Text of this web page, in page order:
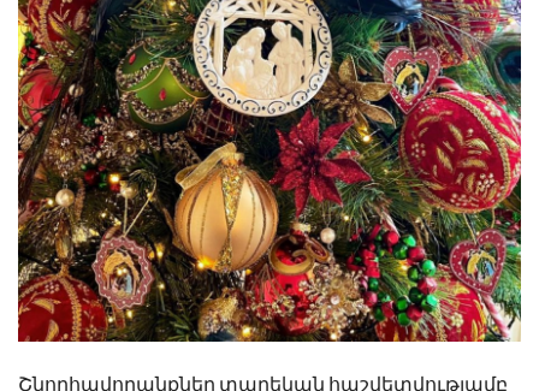
Շնորհավորանքներ տարեկան հաշվետվությամբ